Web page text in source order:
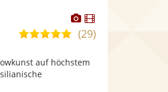
Dieser
Künstler
stellt
bereit.
Dieser
Künstler
5,0
5
(29)
auf höchstem